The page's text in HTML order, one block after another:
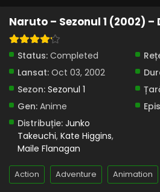
Eps 214 - Regăsind
Naruto – Sezonul 1
Naruto – Sezonul 1
Eps 212 - Diverse căi - 28
văpăilor
Eps 211 - Amintirea
Naruto – Sezonul 1 (2002)
Status: Completed
Lansat: Oct 03, 2002
Sezon: Sezonul 1
Gen: Anime
Distribuție: Junko
Takeuchi, Kate Higgins,
Maile Flanagan
Action Adventure Animation